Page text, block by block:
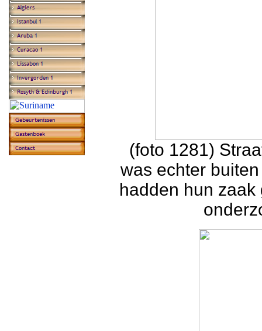
(foto 1281)
was echter
hadden hun